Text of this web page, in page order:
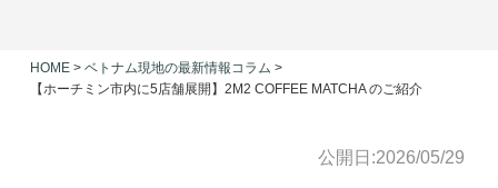
HOME > ベトナム現地の最新情報コラム >
【ホーチミン市内に5店舗展開】2M2 COFFEE MATCHA のご紹介
公開日:2026/05/29